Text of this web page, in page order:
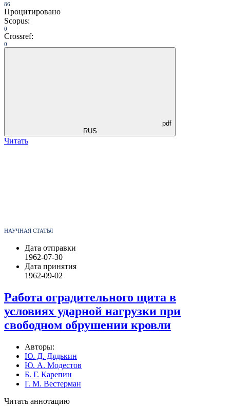
86
Процитировано
Scopus:
0
Crossref:
0
pdf
RUS
Читать
НАУЧНАЯ СТАТЬЯ
Дата отправки
1962-07-30
Дата принятия
1962-09-02
Работа оградительного щита в
условиях ударной нагрузки при
свободном обрушении кровли
Авторы:
Ю. Д. Дядькин
Ю. А. Модестов
Б. Г. Карепин
Г. М. Вестерман
Читать аннотацию